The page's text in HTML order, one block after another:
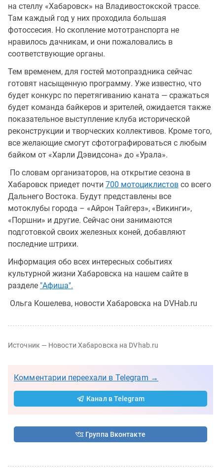
на стеллу «Хабаровск» на Владивостокской трассе.
Там каждый год у них проходила большая
фотоссесия. Но скопление мототранспорта не
нравилось дачникам, и они пожаловались в
соответствующие органы.
Тем временем, для гостей мотопраздника сейчас
готовят насыщенную программу. Уже известно, что
будет конкурс по перетягиванию каната — сражаться
будет команда байкеров и зрителей, ожидается также
показательное выступление клуба исторической
реконструкции и творческих коллективов. Кроме того,
все желающие смогут сфотографироваться с любым
байком от «Харли Дэвидсона» до «Урала».
По словам организаторов, на открытие сезона в
Хабаровск приедет почти 700 мотоциклистов со всего
Дальнего Востока. Будут представлены все
мотоклубы города – «Айрон Тайгерз», «Викинги»,
«Поршни» и другие. Сейчас они занимаются
подготовкой своих железных коней, добавляют
последние штрихи.
Информация обо всех интересных событиях
культурной жизни Хабаровска на нашем сайте в
разделе "Афиша".
Ольга Кошелева, новости Хабаровска на DVHab.ru
Источник — Новости Хабаровска на DVhab.ru
Комментарии переехали в Telegram →
Канал в Telegram
Группа Вконтакте